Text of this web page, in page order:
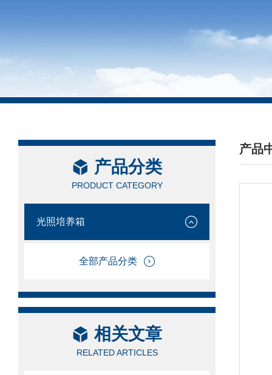
产品分类
PRODUCT CATEGORY
光照培养箱
全部产品分类
相关文章
RELATED ARTICLES
产品
/